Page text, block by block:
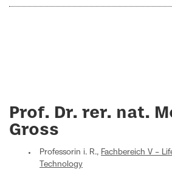
Prof. Dr. rer. nat.
Gross
Professorin i. R., Fachbereich V –
Technology